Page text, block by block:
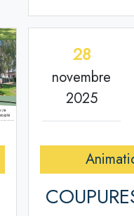
28
novembre
2025